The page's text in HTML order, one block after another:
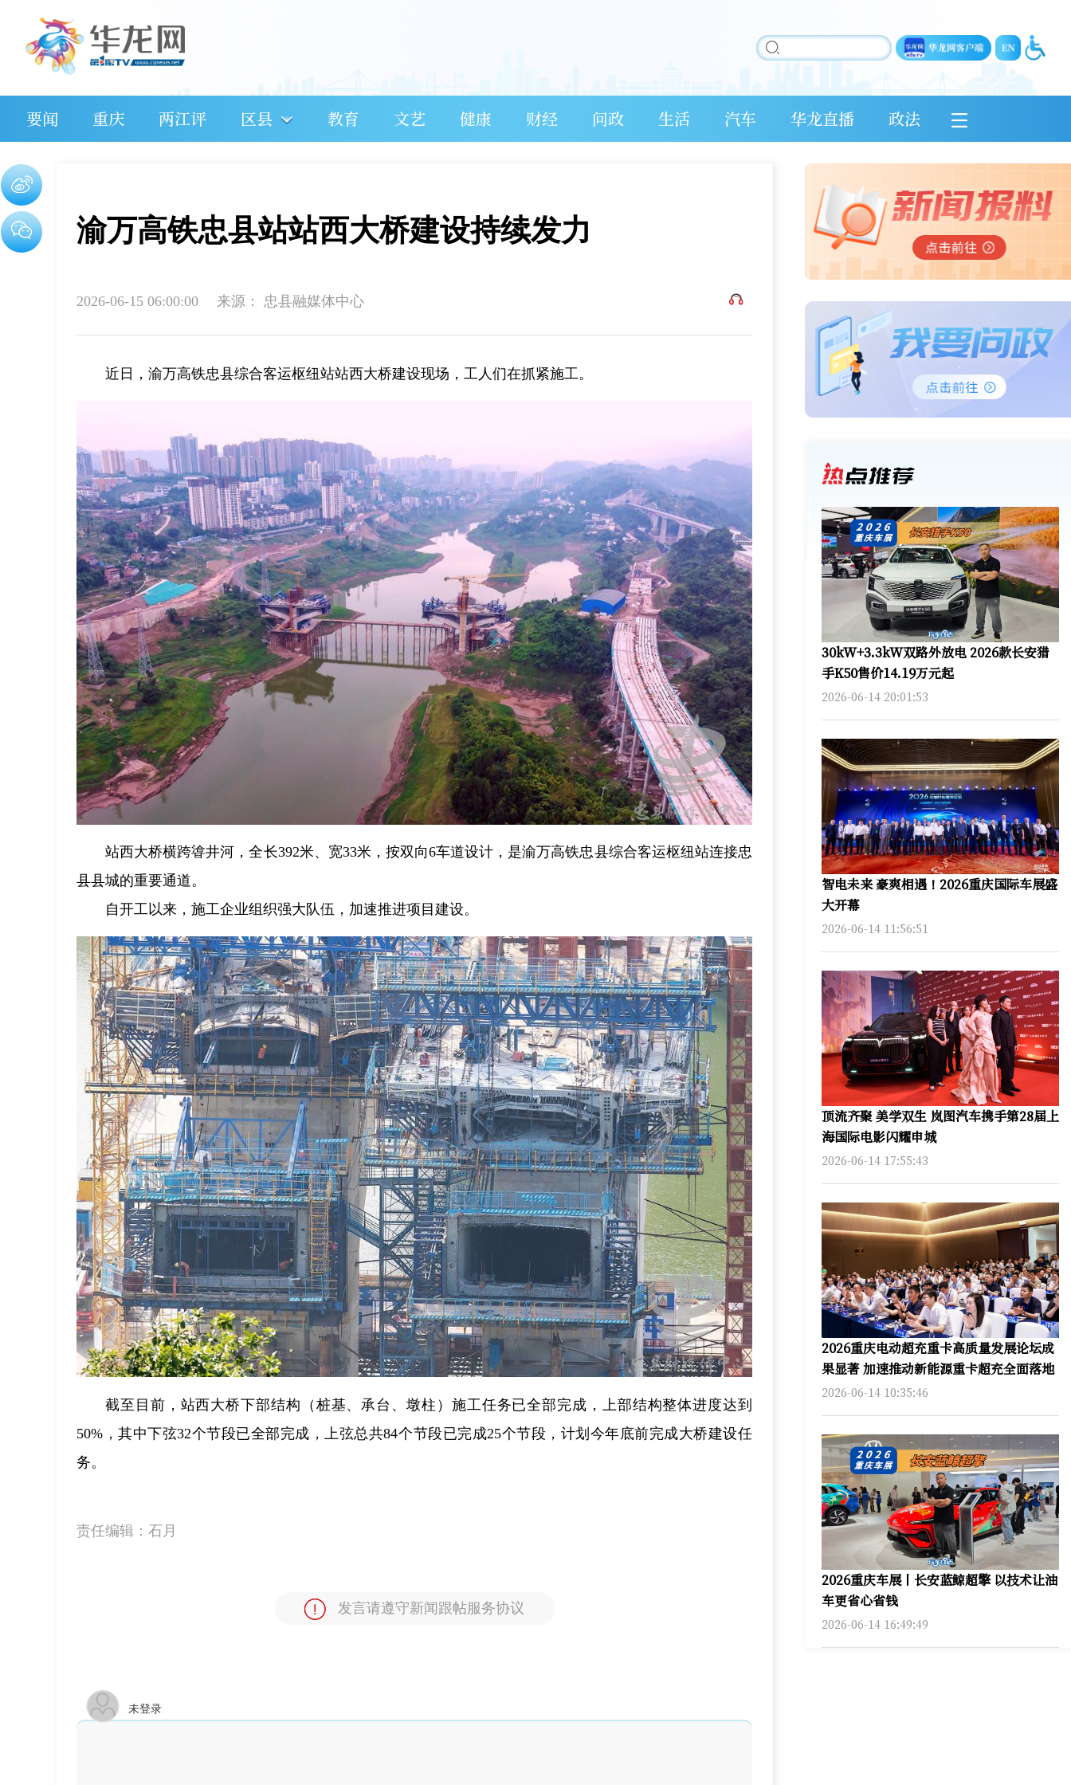
要闻 重庆 两江评 区县 教育 文艺 健康 财经 问政 生活 汽车 华龙直播 政法
渝万高铁忠县站站西大桥建设持续发力
2026-06-15 06:00:00 来源： 忠县融媒体中心
近日，渝万高铁忠县综合客运枢纽站站西大桥建设现场，工人们在抓紧施工。
站西大桥横跨㽏井河，全长392米、宽33米，按双向6车道设计，是渝万高铁忠县综合客运枢纽站连接忠
县县城的重要通道。
自开工以来，施工企业组织强大队伍，加速推进项目建设。
截至目前，站西大桥下部结构（桩基、承台、墩柱）施工任务已全部完成，上部结构整体进度达到
50%，其中下弦32个节段已全部完成，上弦总共84个节段已完成25个节段，计划今年底前完成大桥建设任
务。
责任编辑： 石月
发言请遵守新闻跟帖服务协议
未登录
30kW+3.3kW双路外放电 2026款长安猎
手K50售价14.19万元起
2026-06-14 20:01:53
智电未来 豪爽相遇！2026重庆国际车展盛
大开幕
2026-06-14 11:56:51
顶流齐聚 美学双生 岚图汽车携手第28届上
海国际电影闪耀申城
2026-06-14 17:55:43
2026重庆电动超充重卡高质量发展论坛成
果显著 加速推动新能源重卡超充全面落地
2026-06-14 10:35:46
2026重庆车展丨长安蓝鲸超擎 以技术让油
车更省心省钱
2026-06-14 16:49:49